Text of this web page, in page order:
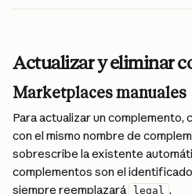
Actualizar y eliminar
Marketplaces manuales
Para actualizar un complemento,
con el mismo nombre de
sobrescribe la existente
complementos son el
siempre reemplazará legal .